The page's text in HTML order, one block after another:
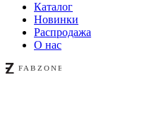
Каталог
Новинки
Распродажа
О нас